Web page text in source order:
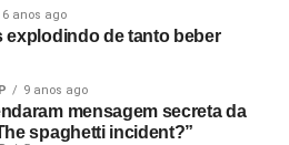
6 anos ago
explodindo de tanto beber
9 anos ago
mensagem secreta da
spaghetti incident?”